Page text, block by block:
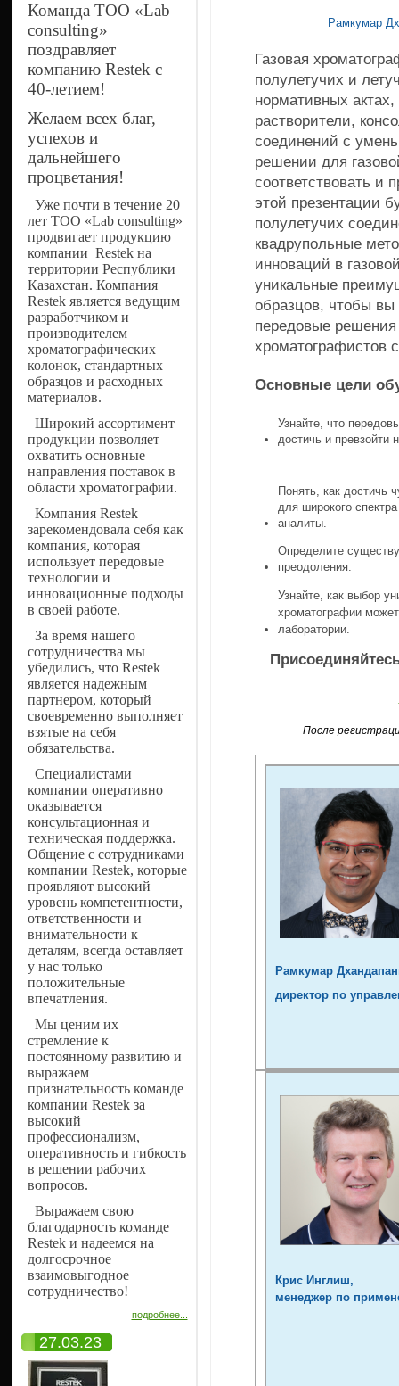
Рамкумар
Газовая
полулетучих и
нормативных
растворители,
соединений с
решении для
соответствовать и
этой презентации
полулетучих
квадрупольные
инноваций в
уникальные
образцов, чтобы вы
передовые
хроматографистов
Основные цели
Узнайте, что
достичь и
Понять, как достичь
для широкого
аналиты.
Определите
преодоления.
Узнайте, как выбор
хроматографии
лаборатории.
После
Рамкумар
директор по
Крис Инглиш,
менеджер по
Команда ТОО «Lab
consulting»
поздравляет
компанию Restek с
40-летием!
Желаем всех благ,
успехов и
дальнейшего
процветания!
Уже почти в течение 20
лет ТОО «Lab consulting»
продвигает продукцию
компании Restek на
территории Республики
Казахстан. Компания
Restek является ведущим
разработчиком и
производителем
хроматографических
колонок, стандартных
образцов и расходных
материалов.
Широкий ассортимент
продукции позволяет
охватить основные
направления поставок в
области хроматографии.
Компания Restek
зарекомендовала себя как
компания, которая
использует передовые
технологии и
инновационные подходы
в своей работе.
За время нашего
сотрудничества мы
убедились, что Restek
является надежным
партнером, который
своевременно выполняет
взятые на себя
обязательства.
Специалистами
компании оперативно
оказывается
консультационная и
техническая поддержка.
Общение с сотрудниками
компании Restek, которые
проявляют высокий
уровень компетентности,
ответственности и
внимательности к
деталям, всегда оставляет
у нас только
положительные
впечатления.
Мы ценим их
стремление к
постоянному развитию и
выражаем
признательность команде
компании Restek за
высокий
профессионализм,
оперативность и гибкость
в решении рабочих
вопросов.
Выражаем свою
благодарность команде
Restek и надеемся на
долгосрочное
взаимовыгодное
сотрудничество!
подробнее...
27.03.23